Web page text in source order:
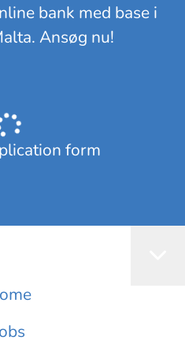
bank med base i
Ansøg nu!
form